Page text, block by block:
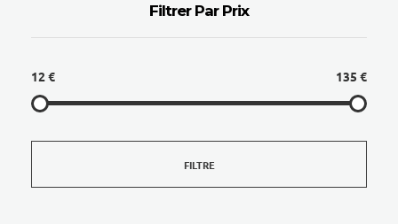
Filtrer Par Prix
12 € 135 €
FILTRE